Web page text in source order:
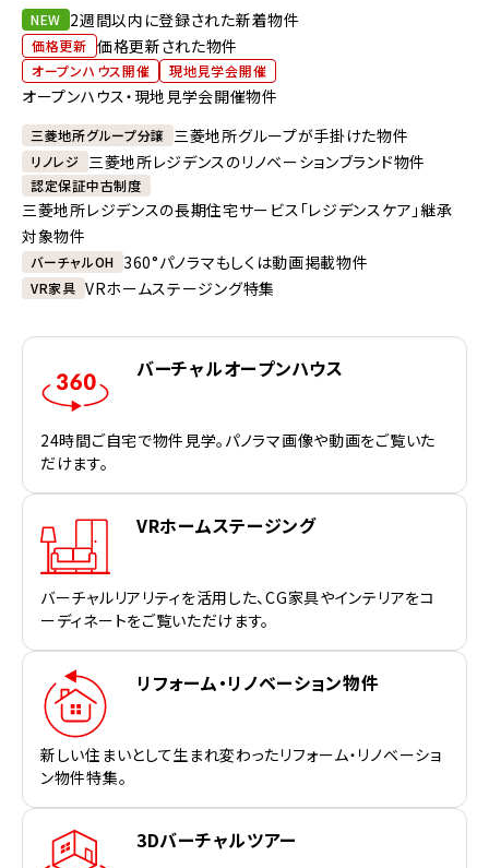
NEW 2週間以内に登録された新着物件
価格更新 価格更新された物件
オープンハウス開催 現地見学会開催
オープンハウス・現地見学会開催物件
三菱地所グループ分譲 三菱地所グループが手掛けた物件
リノレジ 三菱地所レジデンスのリノベーションブランド物件
認定保証中古制度
三菱地所レジデンスの長期住宅サービス「レジデンスケア」継承
対象物件
バーチャルOH 360°パノラマもしくは動画掲載物件
VR家具 VRホームステージング特集
バーチャルオープンハウス
24時間ご自宅で物件見学。パノラマ画像や動画をご覧いた
だけます。
VRホームステージング
バーチャルリアリティを活用した、CG家具やインテリアをコ
ーディネートをご覧いただけます。
リフォーム・リノベーション物件
新しい住まいとして生まれ変わったリフォーム・リノベーショ
ン物件特集。
3Dバーチャルツアー